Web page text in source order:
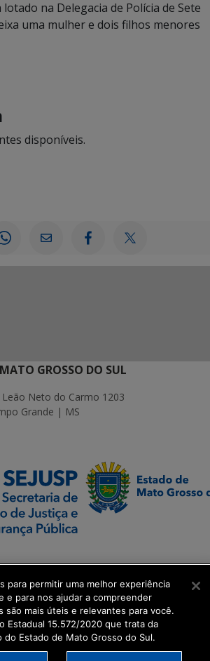
na Delegacia de Polícia de Sete
uma mulher e dois filhos menores
disponíveis.
GROSSO DO SUL
Neto do Carmo 1203
Grande | MS
para permitir uma melhor experiência
e para nos ajudar a compreender
são mais úteis e relevantes para você.
Estadual 15.572/2020 que trata da
do Estado de Mato Grosso do Sul.